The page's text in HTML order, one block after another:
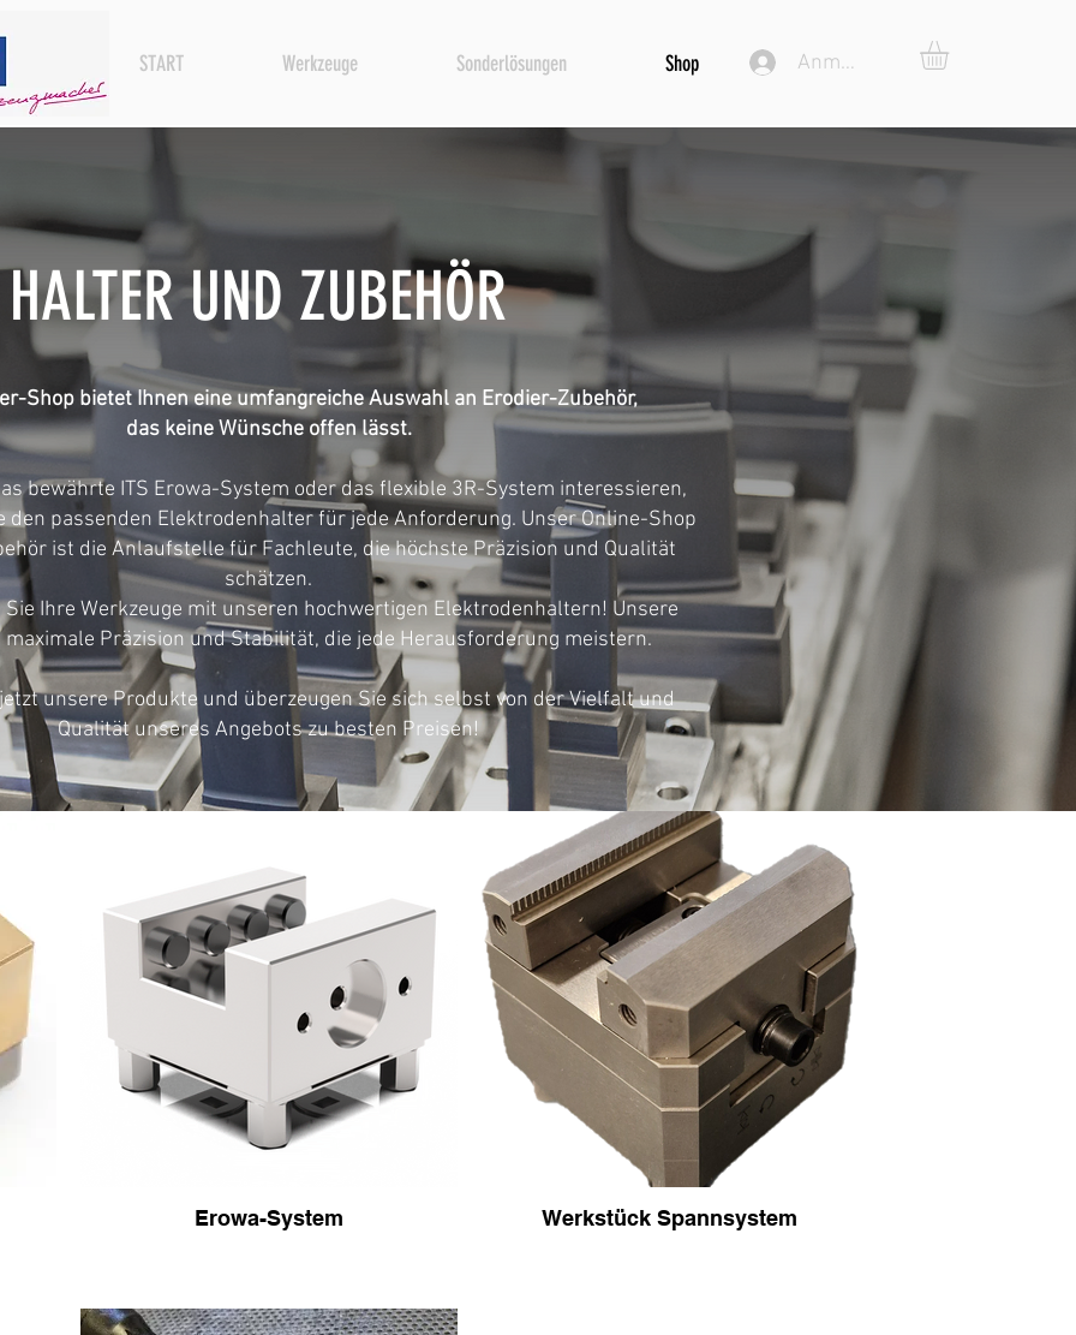
START Werkzeuge Sonderlösungen Shop Anmelden
HALTER UND ZUBEHÖR
Shop bietet Ihnen eine umfangreiche Auswahl an Erodier-Zubehör,
das keine Wünsche offen lässt.
bewährte ITS Erowa-System oder das flexible 3R-System interessieren,
den passenden Elektrodenhalter für jede Anforderung. Unser Online-Shop
ist die Anlaufstelle für Fachleute, die höchste Präzision und Qualität
schätzen.
Ihre Werkzeuge mit unseren hochwertigen Elektrodenhaltern! Unsere
Präzision und Stabilität, die jede Herausforderung meistern.
unsere Produkte und überzeugen Sie sich selbst von der Vielfalt und
Qualität unseres Angebots zu besten Preisen!
Erowa-System Werkstück Spannsystem